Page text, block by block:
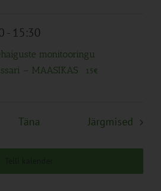
- 15:30
monitooringu
– MAASIKAS
15€
Täna Järgmised